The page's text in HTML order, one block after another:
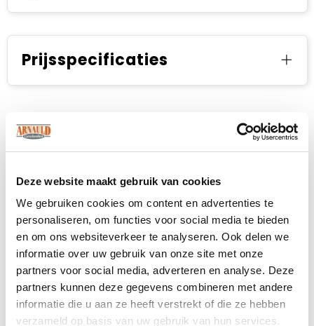
Deze website maakt gebruik van cookies
We gebruiken cookies om content en advertenties te
personaliseren, om functies voor social media te bieden
en om ons websiteverkeer te analyseren. Ook delen we
informatie over uw gebruik van onze site met onze
partners voor social media, adverteren en analyse. Deze
partners kunnen deze gegevens combineren met andere
informatie die u aan ze heeft verstrekt of die ze hebben
verzameld op basis van uw gebruik van hun services.
Prijsspecificaties